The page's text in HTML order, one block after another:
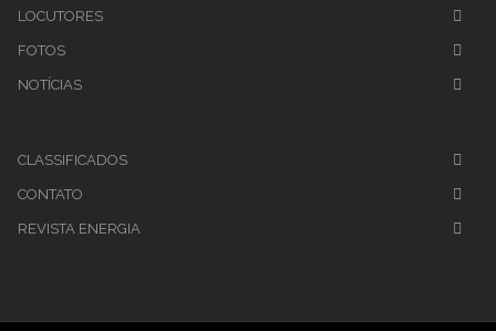
LOCUTORES
FOTOS
NOTÍCIAS
CLASSIFICADOS
CONTATO
REVISTA ENERGIA